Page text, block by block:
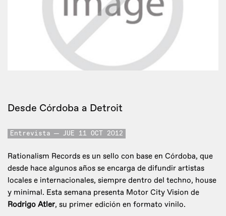
Desde Córdoba a Detroit
Entrevista JUE 11 OCT 2012
Rationalism Records es un sello con base en Córdoba, que
desde hace algunos años se encarga de difundir artistas
locales e internacionales, siempre dentro del techno, house
y minimal. Esta semana presenta Motor City Vision de
Rodrigo Atler, su primer edición en formato vinilo.